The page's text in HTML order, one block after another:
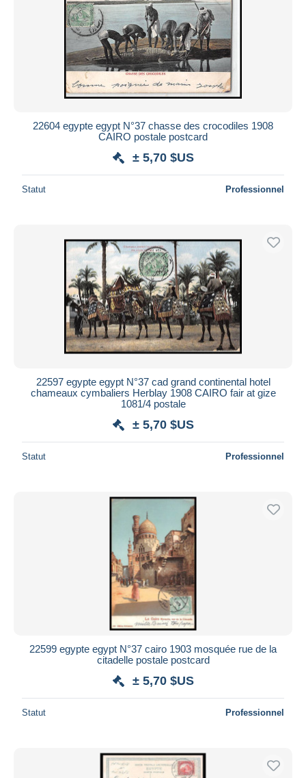
22604 egypte egypt N°37 chasse des crocodiles 1908
CAIRO postale postcard
± 5,70 $US
Statut Professionnel
22597 egypte egypt N°37 cad grand continental hotel
chameaux cymbaliers Herblay 1908 CAIRO fair at gize
1081/4 postale
± 5,70 $US
Statut Professionnel
22599 egypte egypt N°37 cairo 1903 mosquée rue de la
citadelle postale postcard
± 5,70 $US
Statut Professionnel